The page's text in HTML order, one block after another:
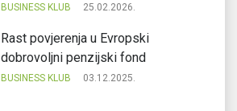
BUSINESS KLUB 25.02.2026.
Rast povjerenja u Evropski
dobrovoljni penzijski fond
BUSINESS KLUB 03.12.2025.